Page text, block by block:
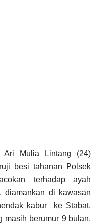
Mulia Lintang (24)
besi tahanan Polsek
terhadap ayah
diamankan di kawasan
kabur ke Stabat,
masih berumur 9 bulan,